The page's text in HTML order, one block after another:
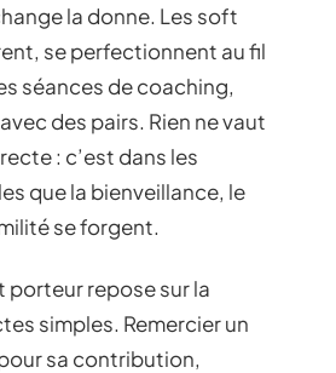
la donne. Les soft
se perfectionnent au fil
séances de coaching,
des pairs. Rien ne vaut
: c’est dans les
que la bienveillance, le
se forgent.
porteur repose sur la
simples. Remercier un
sa contribution,